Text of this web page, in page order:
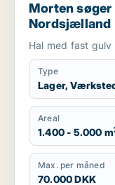
Morten
Nordsjælland
Hal med fast
Type
Lager,
Areal
1.400 - 5.000 m
Max. per måned
70.000 DKK